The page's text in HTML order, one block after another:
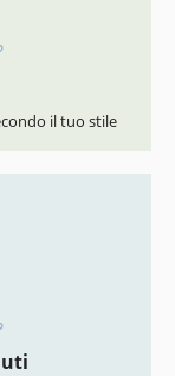
il tuo stile